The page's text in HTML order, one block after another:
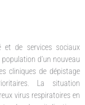
et de services sociaux
d’un nouveau
cliniques de dépistage
La situation
virus respiratoires en